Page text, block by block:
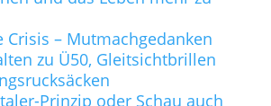
– Mutmachgedanken
zu Ü50, Gleitsichtbrillen
Prinzip oder Schau auch